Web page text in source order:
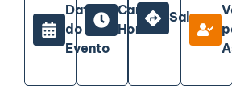
Data
do
Evento
Carga
Horária
Sala